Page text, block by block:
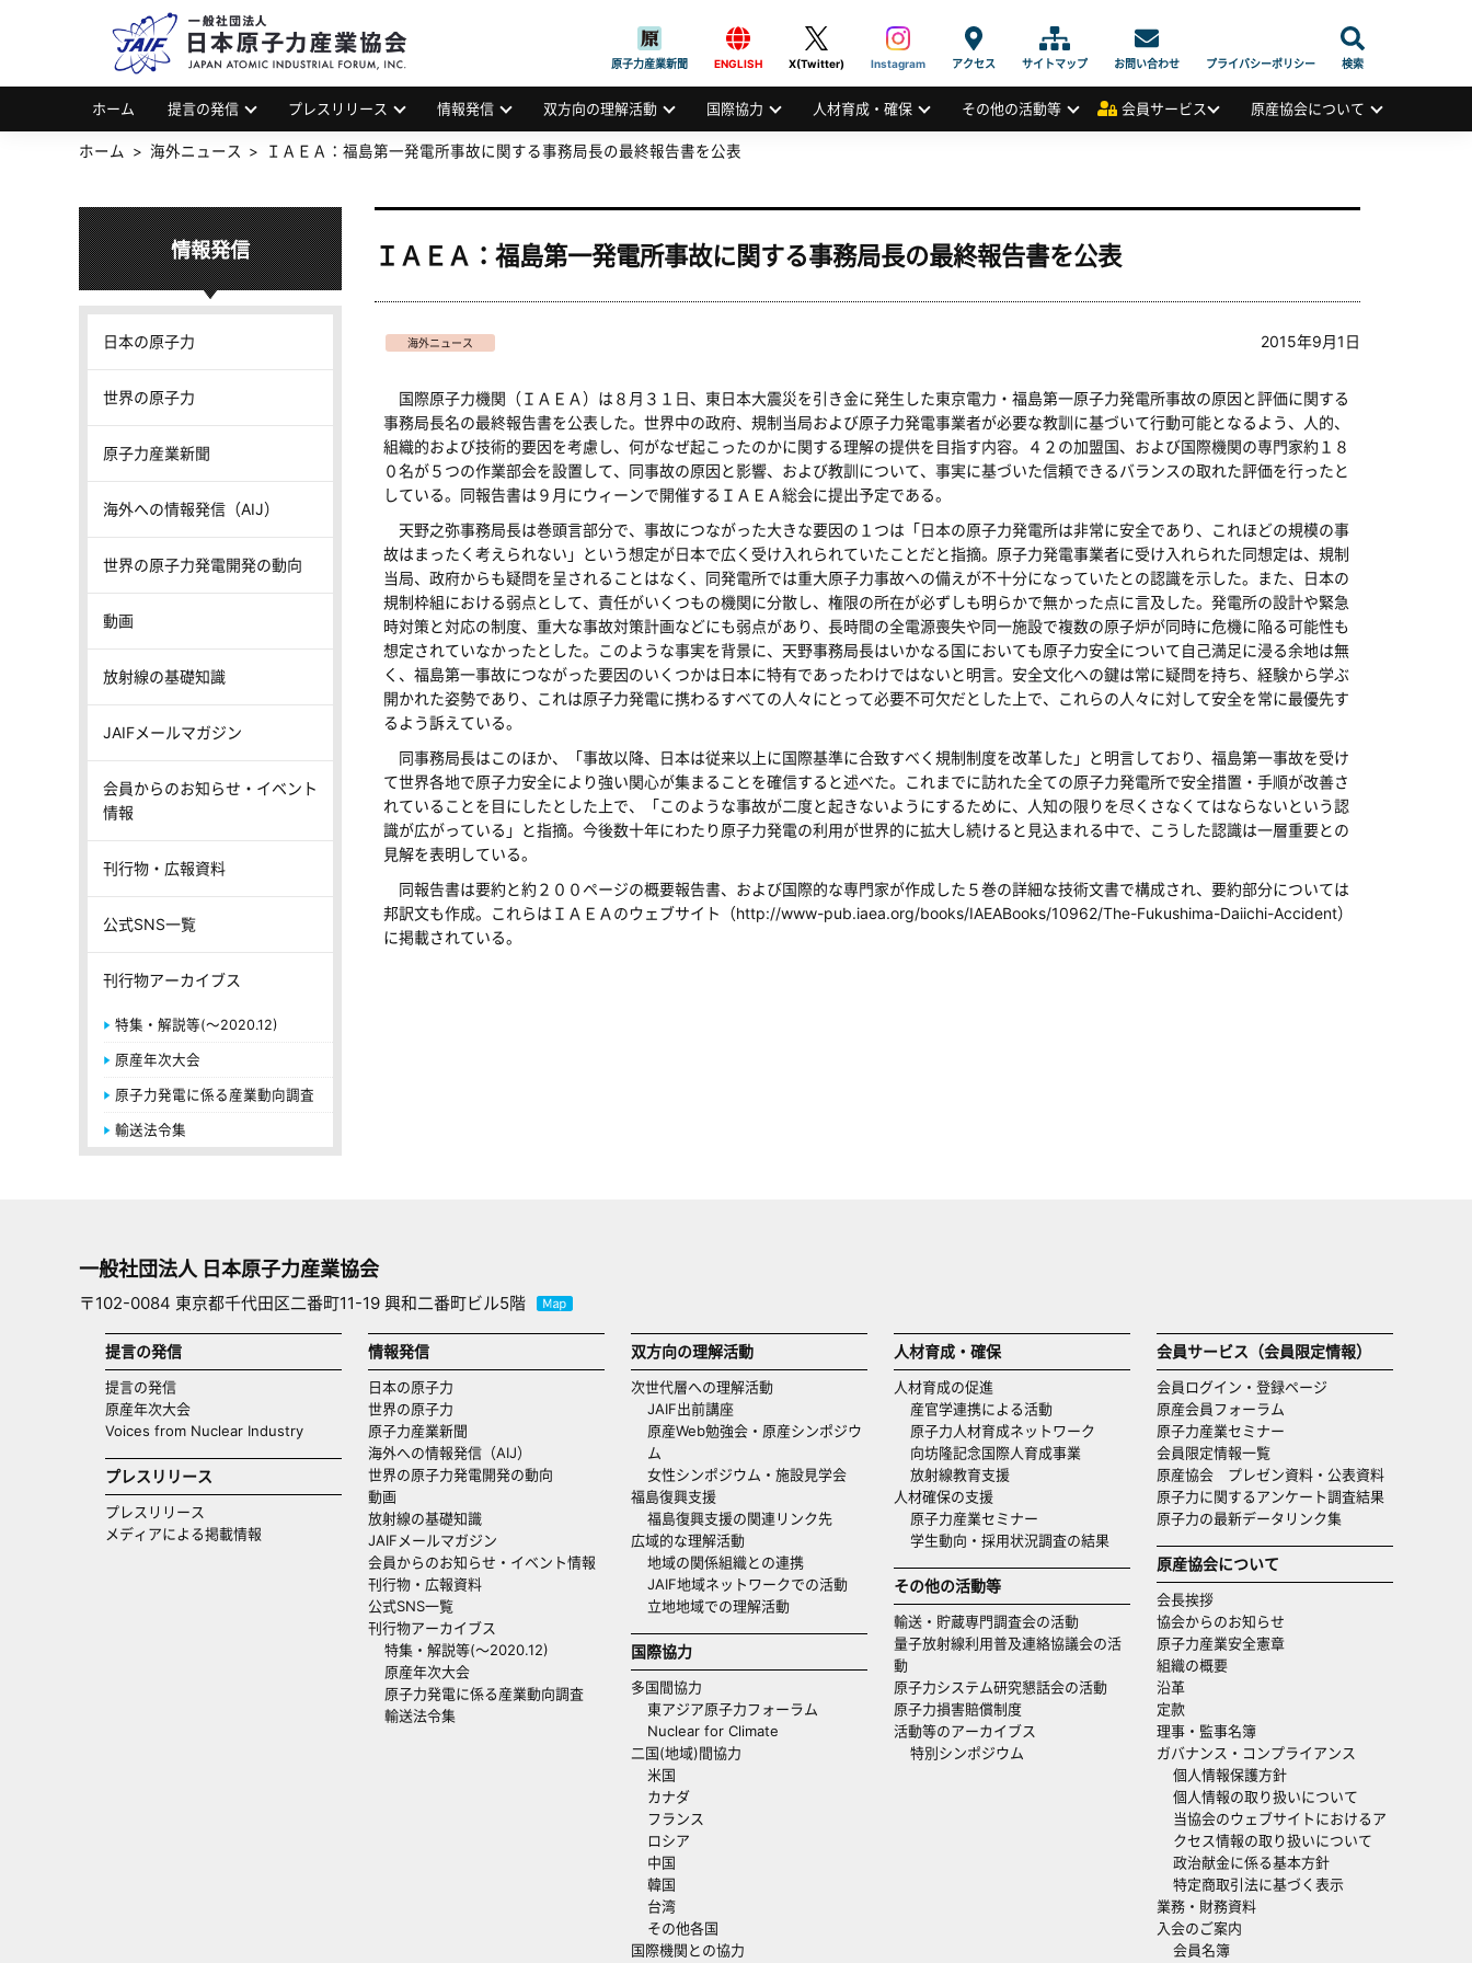
JAPAN ATOMIC INDUSTRIAL FORUM, INC.
原子力産業新聞 ENGLISH X(Twitter) Instagram アクセス サイトマップ お問い合わせ プライバシーポリシー 検索
ホーム 提言の発信 プレスリリース 情報発信 双方向の理解活動 国際協力 人材育成・確保 その他の活動等 会員サービス 原産協会について
ホーム 海外ニュース ＩＡＥＡ：福島第一発電所事故に関する事務局長の最終報告書を公表
ＩＡＥＡ：福島第一発電所事故に関する事務局長の最終報告書を公表
海外ニュース 2015年9月1日
国際原子力機関（ＩＡＥＡ）は８月３１日、東日本大震災を引き金に発生した東京電力・福島第一原子力発電所事故の原因と評価に関する
事務局長名の最終報告書を公表した。世界中の政府、規制当局および原子力発電事業者が必要な教訓に基づいて行動可能となるよう、人的、
組織的および技術的要因を考慮し、何がなぜ起こったのかに関する理解の提供を目指す内容。４２の加盟国、および国際機関の専門家約１８
０名が５つの作業部会を設置して、同事故の原因と影響、および教訓について、事実に基づいた信頼できるバランスの取れた評価を行ったと
している。同報告書は９月にウィーンで開催するＩＡＥＡ総会に提出予定である。
天野之弥事務局長は巻頭言部分で、事故につながった大きな要因の１つは「日本の原子力発電所は非常に安全であり、これほどの規模の事
故はまったく考えられない」という想定が日本で広く受け入れられていたことだと指摘。原子力発電事業者に受け入れられた同想定は、規制
当局、政府からも疑問を呈されることはなく、同発電所では重大原子力事故への備えが不十分になっていたとの認識を示した。また、日本の
規制枠組における弱点として、責任がいくつもの機関に分散し、権限の所在が必ずしも明らかで無かった点に言及した。発電所の設計や緊急
時対策と対応の制度、重大な事故対策計画などにも弱点があり、長時間の全電源喪失や同一施設で複数の原子炉が同時に危機に陥る可能性も
想定されていなかったとした。このような事実を背景に、天野事務局長はいかなる国においても原子力安全について自己満足に浸る余地は無
く、福島第一事故につながった要因のいくつかは日本に特有であったわけではないと明言。安全文化への鍵は常に疑問を持ち、経験から学ぶ
開かれた姿勢であり、これは原子力発電に携わるすべての人々にとって必要不可欠だとした上で、これらの人々に対して安全を常に最優先す
るよう訴えている。
同事務局長はこのほか、「事故以降、日本は従来以上に国際基準に合致すべく規制制度を改革した」と明言しており、福島第一事故を受け
て世界各地で原子力安全により強い関心が集まることを確信すると述べた。これまでに訪れた全ての原子力発電所で安全措置・手順が改善さ
れていることを目にしたとした上で、「このような事故が二度と起きないようにするために、人知の限りを尽くさなくてはならないという認
識が広がっている」と指摘。今後数十年にわたり原子力発電の利用が世界的に拡大し続けると見込まれる中で、こうした認識は一層重要との
見解を表明している。
同報告書は要約と約２００ページの概要報告書、および国際的な専門家が作成した５巻の詳細な技術文書で構成され、要約部分については
邦訳文も作成。これらはＩＡＥＡのウェブサイト（http://www-pub.iaea.org/books/IAEABooks/10962/The-Fukushima-Daiichi-Accident）
に掲載されている。
情報発信
日本の原子力
世界の原子力
原子力産業新聞
海外への情報発信（AIJ）
世界の原子力発電開発の動向
動画
放射線の基礎知識
JAIFメールマガジン
会員からのお知らせ・イベント
情報
刊行物・広報資料
公式SNS一覧
刊行物アーカイブス
特集・解説等(～2020.12)
原産年次大会
原子力発電に係る産業動向調査
輸送法令集
一般社団法人 日本原子力産業協会
〒102-0084 東京都千代田区二番町11-19 興和二番町ビル5階
提言の発信
提言の発信
原産年次大会
Voices from Nuclear Industry
プレスリリース
プレスリリース
メディアによる掲載情報
情報発信
日本の原子力
世界の原子力
原子力産業新聞
海外への情報発信（AIJ）
世界の原子力発電開発の動向
動画
放射線の基礎知識
JAIFメールマガジン
会員からのお知らせ・イベント情報
刊行物・広報資料
公式SNS一覧
刊行物アーカイブス
特集・解説等(～2020.12)
原産年次大会
原子力発電に係る産業動向調査
輸送法令集
双方向の理解活動
次世代層への理解活動
JAIF出前講座
原産Web勉強会・原産シンポジウ
ム
女性シンポジウム・施設見学会
福島復興支援
福島復興支援の関連リンク先
広域的な理解活動
地域の関係組織との連携
JAIF地域ネットワークでの活動
立地地域での理解活動
国際協力
多国間協力
東アジア原子力フォーラム
Nuclear for Climate
二国(地域)間協力
米国
カナダ
フランス
ロシア
中国
韓国
台湾
その他各国
国際機関との協力
人材育成・確保
人材育成の促進
産官学連携による活動
原子力人材育成ネットワーク
向坊隆記念国際人育成事業
放射線教育支援
人材確保の支援
原子力産業セミナー
学生動向・採用状況調査の結果
その他の活動等
輸送・貯蔵専門調査会の活動
量子放射線利用普及連絡協議会の活
動
原子力システム研究懇話会の活動
原子力損害賠償制度
活動等のアーカイブス
特別シンポジウム
会員サービス（会員限定情報）
会員ログイン・登録ページ
原産会員フォーラム
原子力産業セミナー
会員限定情報一覧
原産協会 プレゼン資料・公表資料
原子力に関するアンケート調査結果
原子力の最新データリンク集
原産協会について
会長挨拶
協会からのお知らせ
原子力産業安全憲章
組織の概要
沿革
定款
理事・監事名簿
ガバナンス・コンプライアンス
個人情報保護方針
個人情報の取り扱いについて
当協会のウェブサイトにおけるア
クセス情報の取り扱いについて
政治献金に係る基本方針
特定商取引法に基づく表示
業務・財務資料
入会のご案内
会員名簿